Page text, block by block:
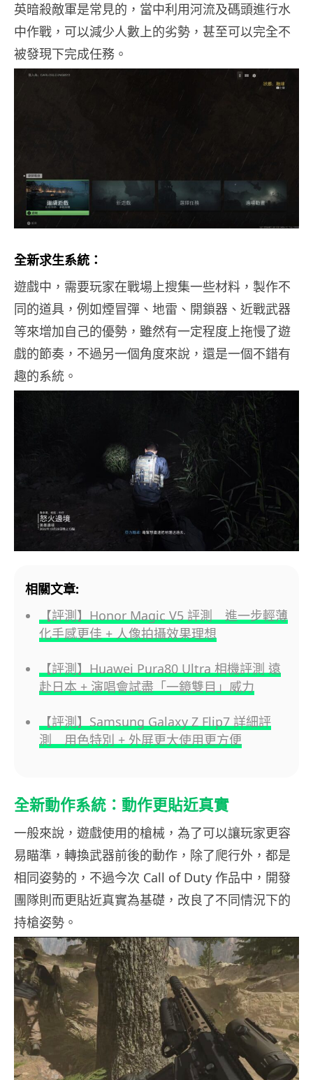
英暗殺敵軍是常見的，當中利用河流及碼頭進行水
中作戰，可以減少人數上的劣勢，甚至可以完全不
被發現下完成任務。
全新求生系統：
遊戲中，需要玩家在戰場上搜集一些材料，製作不
同的道具，例如煙冒彈、地雷、開鎖器、近戰武器
等來增加自己的優勢，雖然有一定程度上拖慢了遊
戲的節奏，不過另一個角度來說，還是一個不錯有
趣的系統。
相關文章:
【評測】Honor Magic V5 評測 進一步輕薄
化手感更佳 + 人像拍攝效果理想
【評測】Huawei Pura80 Ultra 相機評測 遠
赴日本 + 演唱會試盡「一鏡雙目」威力
【評測】Samsung Galaxy Z Flip7 詳細評
測 用色特別 + 外屏更大使用更方便
全新動作系統：動作更貼近真實
一般來說，遊戲使用的槍械，為了可以讓玩家更容
易瞄準，轉換武器前後的動作，除了爬行外，都是
相同姿勢的，不過今次 Call of Duty 作品中，開發
團隊則而更貼近真實為基礎，改良了不同情況下的
持槍姿勢。